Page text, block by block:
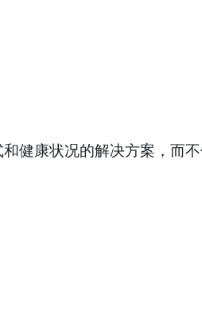
健康状况的解决方案，而不